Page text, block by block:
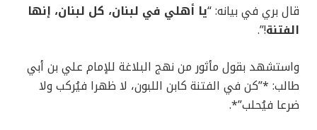
قال بري في بيانه: “يا أهلي في لبنان، كل لبنان، إنها
الفتنة!”.
واستشهد بقول مأثور من نهج البلاغة للإمام علي بن أبي
طالب: *”كن في الفتنة كابن اللبون، لا ظهرا فيُركب ولا
ضرعا فيُحلب”*.